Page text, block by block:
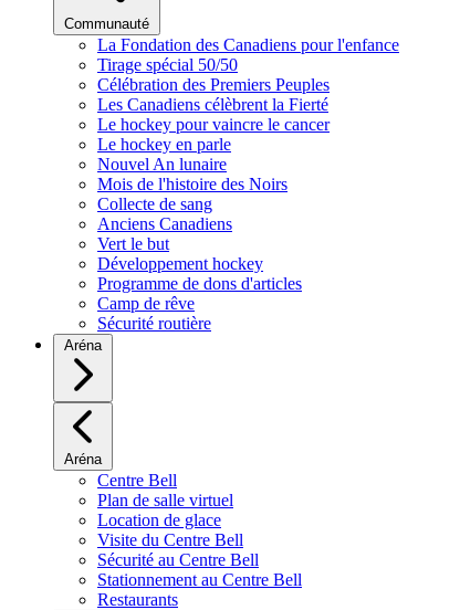
Communauté
La Fondation des Canadiens pour l'enfance
Tirage spécial 50/50
Célébration des Premiers Peuples
Les Canadiens célèbrent la Fierté
Le hockey pour vaincre le cancer
Le hockey en parle
Nouvel An lunaire
Mois de l'histoire des Noirs
Collecte de sang
Anciens Canadiens
Vert le but
Développement hockey
Programme de dons d'articles
Camp de rêve
Sécurité routière
Aréna
Aréna
Centre Bell
Plan de salle virtuel
Location de glace
Visite du Centre Bell
Sécurité au Centre Bell
Stationnement au Centre Bell
Restaurants